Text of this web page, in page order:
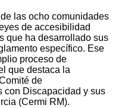
las ocho comunidades
de accesibilidad
que ha desarrollado sus
específico. Ese
proceso de
que destaca la
de
con Discapacidad y sus
(Cermi RM).